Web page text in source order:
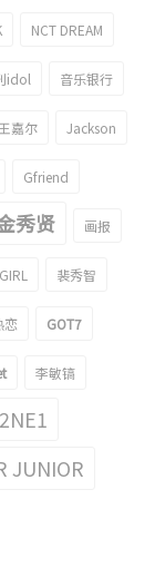
NCT DREAM
idol 音乐银行
王嘉尔 Jackson
Gfriend
秀贤 画报
裴秀智
恋 GOT7
李敏镐
2NE1
JUNIOR